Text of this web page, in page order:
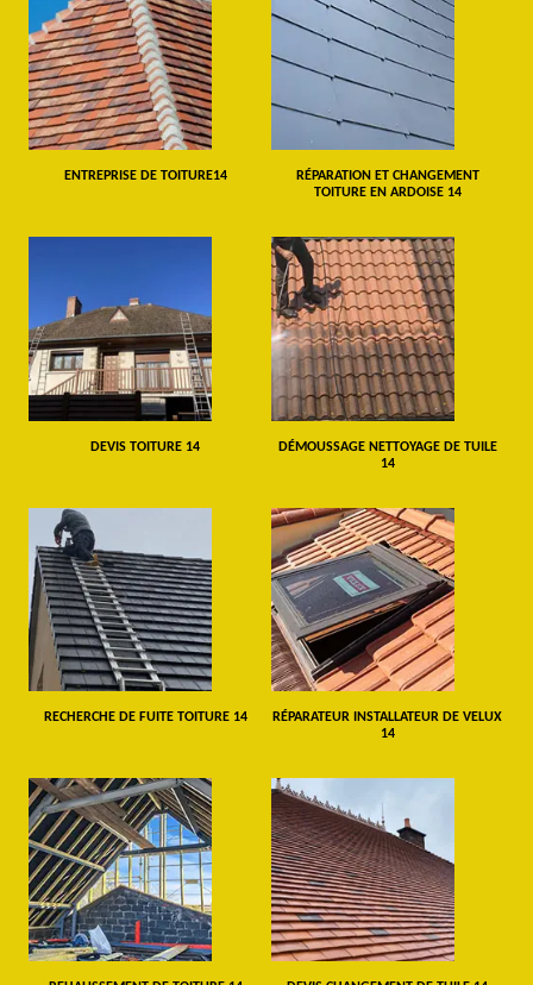
ENTREPRISE DE TOITURE14
RÉPARATION ET CHANGEMENT
TOITURE EN ARDOISE 14
DEVIS TOITURE 14
DÉMOUSSAGE NETTOYAGE DE TUILE
14
RECHERCHE DE FUITE TOITURE 14
RÉPARATEUR INSTALLATEUR DE VELUX
14